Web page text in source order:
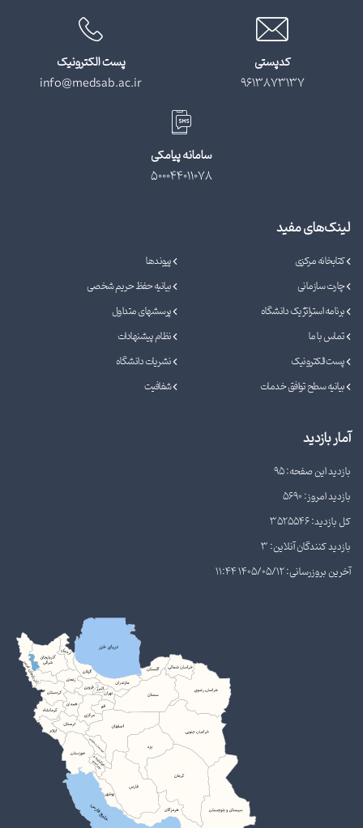
کدپستی
9613873137
پست الکترونیک
info@medsab.ac.ir
سامانه پیامکی
500044011078
لینک‌های مفید
کتابخانه مرکزی
پیوندها
چارت سازمانی
بیانیه حفظ حریم شخصی
برنامه استراتژیک دانشگاه
پرسشهای متداول
تماس با ما
نظام پیشنهادات
پست الکترونیک
نشریات دانشگاه
بیانیه سطح توافق خدمات
شفافیت
آمار بازدید
بازدید این صفحه: 95
بازدید امروز: 5690
کل بازدید: 3525546
بازدید کنندگان آنلاین: 3
آخرین بروزرسانی: 1405/05/12 11:44